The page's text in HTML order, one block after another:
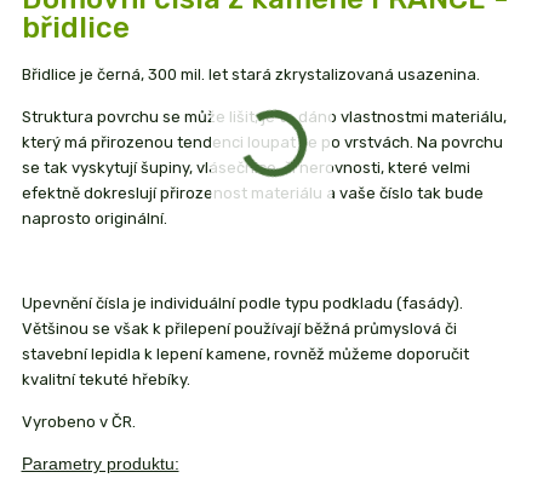
břidlice
Břidlice je černá, 300 mil. let stará zkrystalizovaná usazenina.
Struktura povrchu se může lišit, je to dáno vlastnostmi materiálu,
který má přirozenou tendenci loupat se po vrstvách. Na povrchu
se tak vyskytují šupiny, vlásečnice, či nerovnosti, které velmi
efektně dokreslují přirozenost materiálu a vaše číslo tak bude
naprosto originální.
Upevnění čísla je individuální podle typu podkladu (fasády).
Většinou se však k přilepení používají běžná průmyslová či
stavební lepidla k lepení kamene, rovněž můžeme doporučit
kvalitní tekuté hřebíky.
Vyrobeno v ČR.
Parametry produktu: